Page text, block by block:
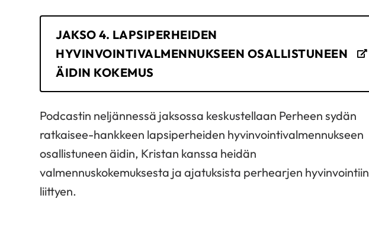
JAKSO 4. LAPSIPERHEIDEN
HYVINVOINTIVALMENNUKSEEN OSALLISTUNEEN
ÄIDIN KOKEMUS
Podcastin neljännessä jaksossa keskustellaan Perheen sydän
ratkaisee-hankkeen lapsiperheiden hyvinvointivalmennukseen
osallistuneen äidin, Kristan kanssa heidän
valmennuskokemuksesta ja ajatuksista perhearjen hyvinvointiin
liittyen.